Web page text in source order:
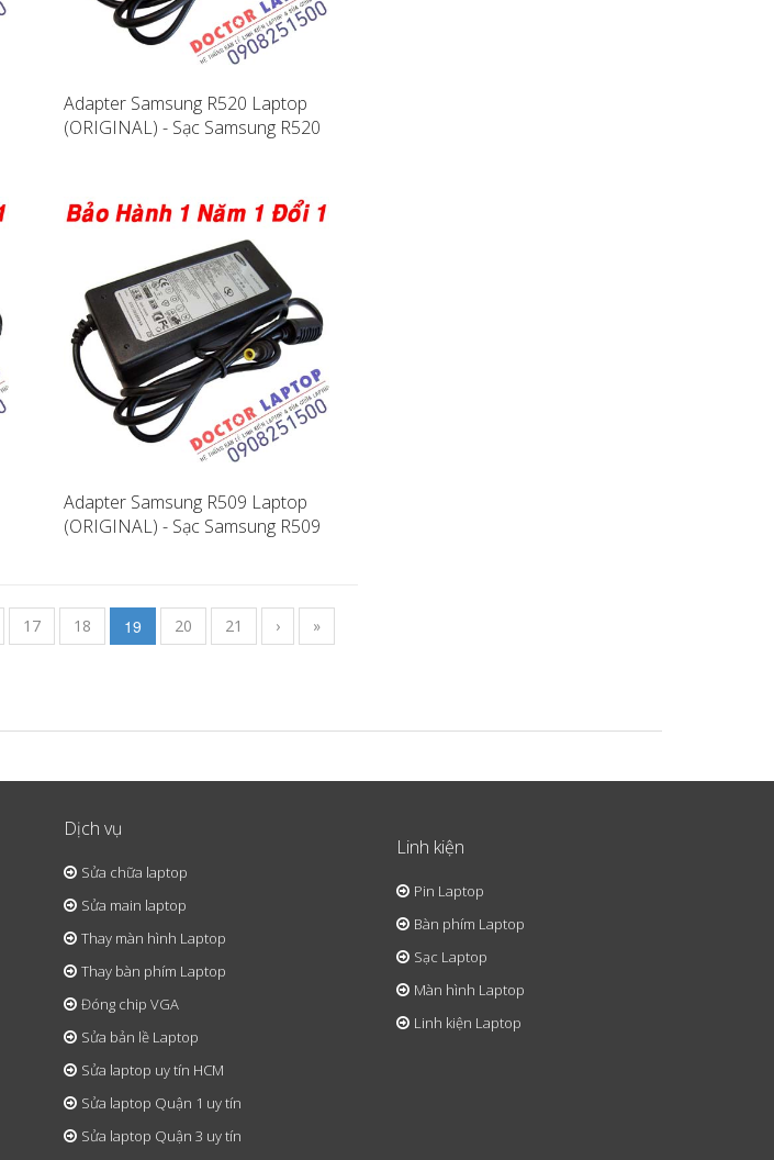
Adapter Samsung R520 Laptop
(ORIGINAL) - Sạc Samsung R520
Adapter Samsung R509 Laptop
(ORIGINAL) - Sạc Samsung R509
17 18 19 20 21 › »
Dịch vụ
Sửa chữa laptop
Sửa main laptop
Thay màn hình Laptop
Thay bàn phím Laptop
Đóng chip VGA
Sửa bản lề Laptop
Sửa laptop uy tín HCM
Sửa laptop Quận 1 uy tín
Sửa laptop Quận 3 uy tín
Linh kiện
Pin Laptop
Bàn phím Laptop
Sạc Laptop
Màn hình Laptop
Linh kiện Laptop